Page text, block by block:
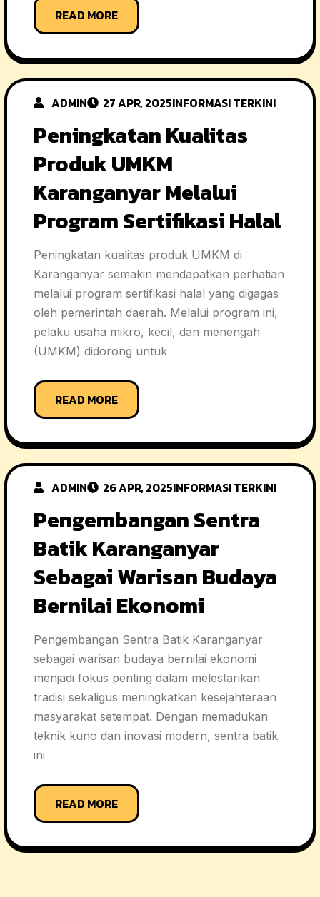
READ MORE
ADMIN 27 APR, 2025INFORMASI TERKINI
Peningkatan Kualitas
Produk UMKM
Karanganyar Melalui
Program Sertifikasi Halal
Peningkatan kualitas produk UMKM di
Karanganyar semakin mendapatkan perhatian
melalui program sertifikasi halal yang digagas
oleh pemerintah daerah. Melalui program ini,
pelaku usaha mikro, kecil, dan menengah
(UMKM) didorong untuk
READ MORE
ADMIN 26 APR, 2025INFORMASI TERKINI
Pengembangan Sentra
Batik Karanganyar
Sebagai Warisan Budaya
Bernilai Ekonomi
Pengembangan Sentra Batik Karanganyar
sebagai warisan budaya bernilai ekonomi
menjadi fokus penting dalam melestarikan
tradisi sekaligus meningkatkan kesejahteraan
masyarakat setempat. Dengan memadukan
teknik kuno dan inovasi modern, sentra batik
ini
READ MORE